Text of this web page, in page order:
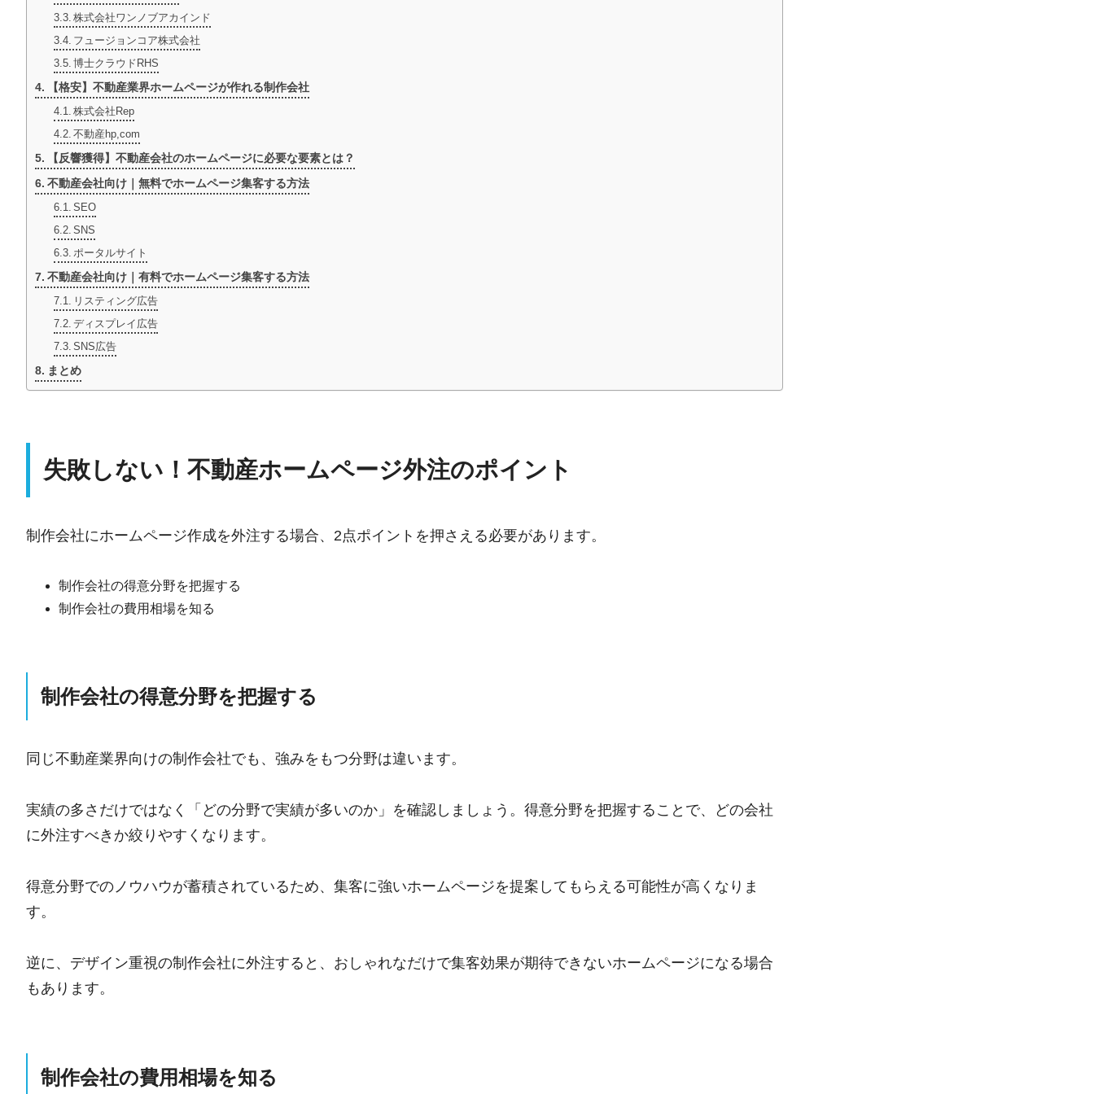
株式会社ワンノブアカインド
フュージョンコア株式会社
博士クラウドRHS
【格安】不動産業界ホームページが作れる制作会社
株式会社Rep
不動産hp,com
【反響獲得】不動産会社のホームページに必要な要素とは？
不動産会社向け｜無料でホームページ集客する方法
SEO
SNS
ポータルサイト
不動産会社向け｜有料でホームページ集客する方法
リスティング広告
ディスプレイ広告
SNS広告
まとめ
失敗しない！不動産ホームページ外注のポイント
制作会社にホームページ作成を外注する場合、2点ポイントを押さえる必要があります。
制作会社の得意分野を把握する
制作会社の費用相場を知る
制作会社の得意分野を把握する
同じ不動産業界向けの制作会社でも、強みをもつ分野は違います。
実績の多さだけではなく「どの分野で実績が多いのか」を確認しましょう。得意分野を把握することで、どの会社
に外注すべきか絞りやすくなります。
得意分野でのノウハウが蓄積されているため、集客に強いホームページを提案してもらえる可能性が高くなりま
す。
逆に、デザイン重視の制作会社に外注すると、おしゃれなだけで集客効果が期待できないホームページになる場合
もあります。
制作会社の費用相場を知る